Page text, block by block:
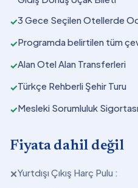
✓3 Gece Seçilen Otellerde
✓Programda belirtilen tüm
✓Alan Otel Alan Transferleri
✓Türkçe Rehberli Şehir Turu
✓Mesleki Sorumluluk Sigortası
Fiyata dahil değil
✕Yurtdışı Çıkış Harç Pulu :